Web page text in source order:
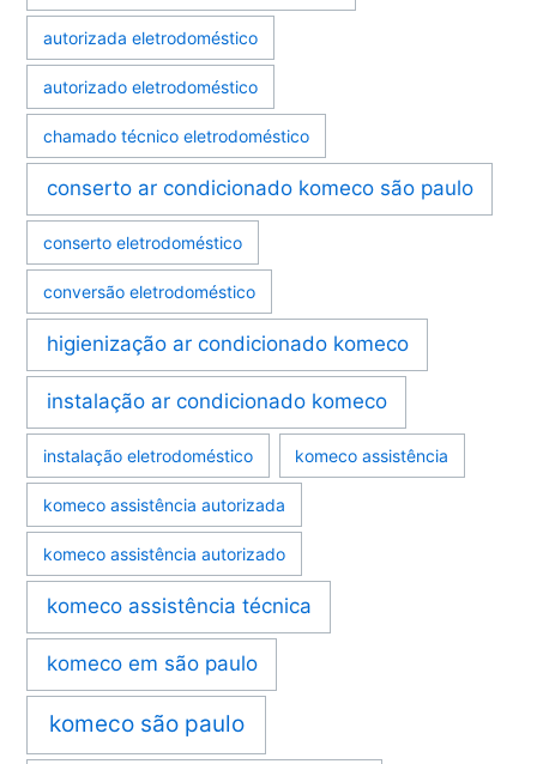
autorizada eletrodoméstico
autorizado eletrodoméstico
chamado técnico eletrodoméstico
conserto ar condicionado komeco são paulo
conserto eletrodoméstico
conversão eletrodoméstico
higienização ar condicionado komeco
instalação ar condicionado komeco
instalação eletrodoméstico komeco assistência
komeco assistência autorizada
komeco assistência autorizado
komeco assistência técnica
komeco em são paulo
komeco são paulo